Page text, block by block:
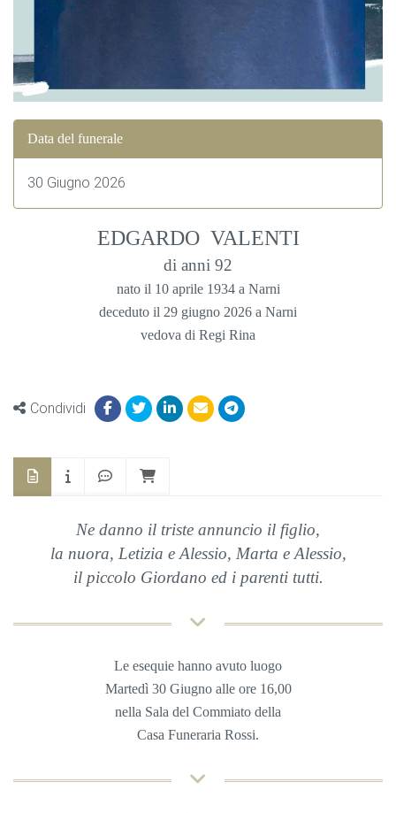
Data del funerale
30 Giugno 2026
EDGARDO VALENTI
di anni 92
nato il 10 aprile 1934 a Narni
deceduto il 29 giugno 2026 a Narni
vedova di Regi Rina
Condividi
Ne danno il triste annuncio il figlio,
la nuora, Letizia e Alessio, Marta e Alessio,
il piccolo Giordano ed i parenti tutti.
Le esequie hanno avuto luogo
Martedì 30 Giugno alle ore 16,00
nella Sala del Commiato della
Casa Funeraria Rossi.